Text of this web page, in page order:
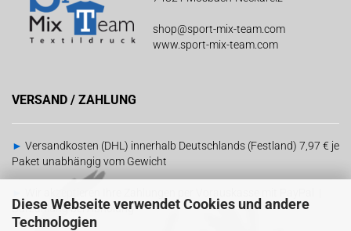
Diese Webseite verwendet Cookies und andere
Technologien
shop@sport-mix-team.com
www.sport-mix-team.com
VERSAND / ZAHLUNG
► Versandkosten (DHL) innerhalb Deutschlands (Festland) 7,97 € je
Paket unabhängig vom Gewicht
Barzahlung bei Abholung